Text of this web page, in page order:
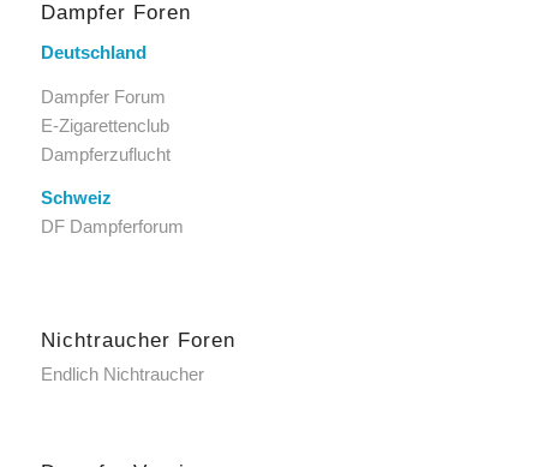
Dampfer Foren
Deutschland
Dampfer Forum
E-Zigarettenclub
Dampferzuflucht
Schweiz
DF Dampferforum
Nichtraucher Foren
Endlich Nichtraucher